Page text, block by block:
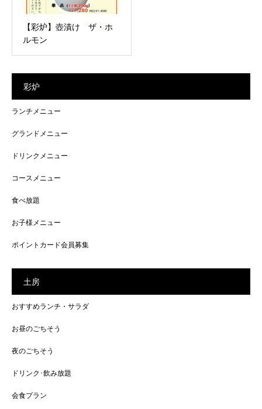
【彩炉】壺漬け ザ・ホ
ルモン
彩炉
ランチメニュー
グランドメニュー
ドリンクメニュー
コースメニュー
食べ放題
お子様メニュー
ポイントカード会員募集
土房
おすすめランチ・サラダ
お昼のごちそう
夜のごちそう
ドリンク･飲み放題
会食プラン